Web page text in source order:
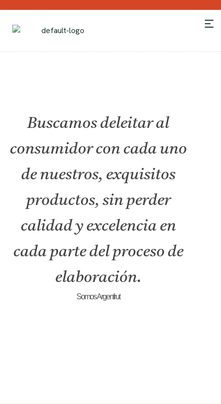
Buscamos deleitar al
consumidor con cada uno
de nuestros, exquisitos
productos, sin perder
calidad y excelencia en
cada parte del proceso de
elaboración.
Somos Argenfrut